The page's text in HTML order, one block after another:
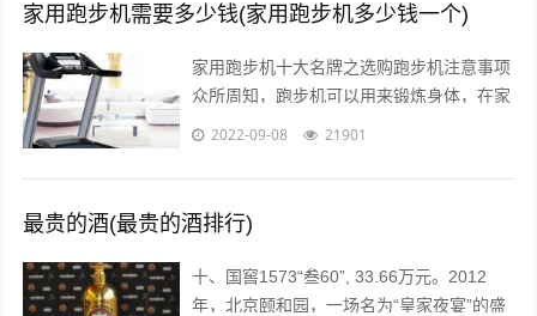
家用跑步机需要多少钱(家用跑步机多少钱一个)
家用跑步机十大名牌之选购跑步机注意事项
众所周知，跑步机可以用来锻炼身体，在家
配置跑步机的明星也不少。近日，张继科的
2022-09-08 21901
最贵的酒(最贵的酒排行)
十、国窖1573“叁60”, 33.66万元。2012
年，北京颐和园，一场名为“皇家夜宴”的盛